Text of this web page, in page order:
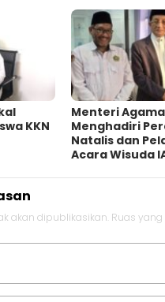
KKN
Menteri
Menghadiri
Natalis dan
Acara Wisuda
akan dipublikasikan. Ruas